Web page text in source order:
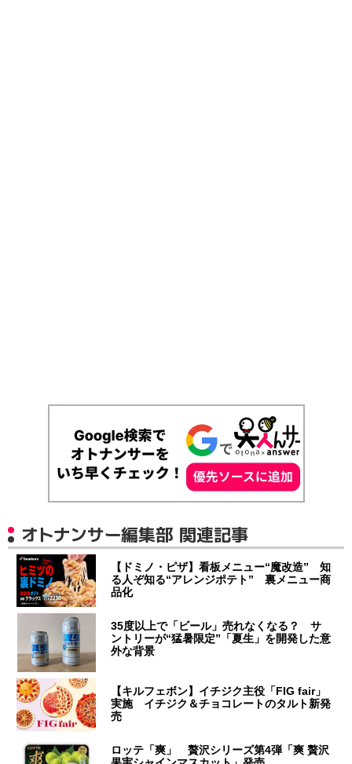
オトナンサー編集部 関連記事
【ドミノ・ピザ】看板メニュー“魔改造” 知
る人ぞ知る“アレンジポテト” 裏メニュー商
品化
35度以上で「ビール」売れなくなる？ サ
ントリーが“猛暑限定”「夏生」を開発した意
外な背景
【キルフェボン】イチジク主役「FIG fair」
実施 イチジク＆チョコレートのタルト新発
売
ロッテ「爽」 贅沢シリーズ第4弾「爽 贅沢